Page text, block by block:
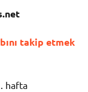
takip etmek
hafta